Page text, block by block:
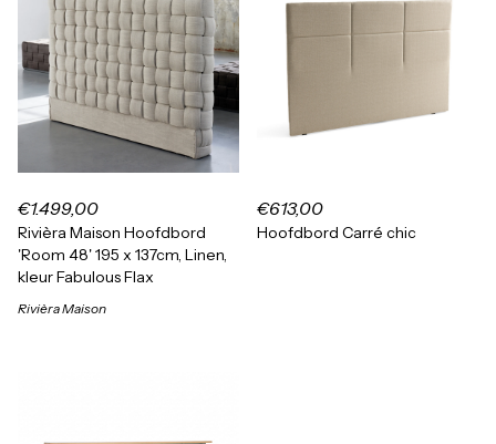
€1.499,00
Rivièra Maison Hoofdbord
'Room 48' 195 x 137cm, Linen,
kleur Fabulous Flax
Rivièra Maison
€613,00
Hoofdbord Carré chic